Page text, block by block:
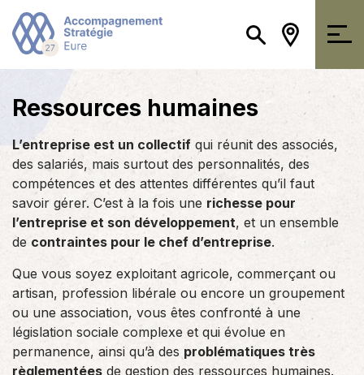
Ressources humaines
L’entreprise est un collectif qui réunit des associés,
des salariés, mais surtout des personnalités, des
compétences et des attentes différentes qu’il faut
savoir gérer. C’est à la fois une richesse pour
l’entreprise et son développement, et un ensemble
de contraintes pour le chef d’entreprise.
Que vous soyez exploitant agricole, commerçant ou
artisan, profession libérale ou encore un groupement
ou une association, vous êtes confronté à une
législation sociale complexe et qui évolue en
permanence, ainsi qu’à des problématiques très
règlementées de gestion des ressources humaines.